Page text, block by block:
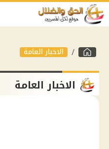
الاخبار العامة
الاخبار العامة